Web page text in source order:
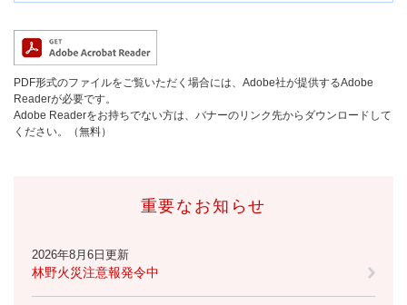
PDF形式のファイルをご覧いただく場合には、Adobe社が提供するAdobe
Readerが必要です。
Adobe Readerをお持ちでない方は、バナーのリンク先からダウンロードして
ください。（無料）
重要なお知らせ
2026年8月6日更新
林野火災注意報発令中